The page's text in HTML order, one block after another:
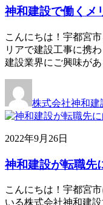
神和建設で働くメ
こんにちは！宇都宮
リアで建設工事に携
建設業界にご興味が
株式会社神和建
2022年9月26日
神和建設が転職先
こんにちは！宇都宮
いる株式会社神和建